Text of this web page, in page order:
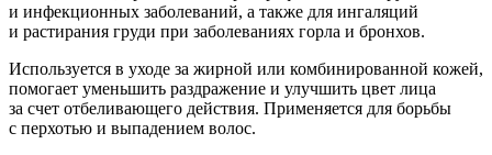
и инфекционных заболеваний, а также для ингаляций
и растирания груди при заболеваниях горла и бронхов.
Используется в уходе за жирной или комбинированной кожей,
помогает уменьшить раздражение и улучшить цвет лица
за счет отбеливающего действия. Применяется для борьбы
с перхотью и выпадением волос.